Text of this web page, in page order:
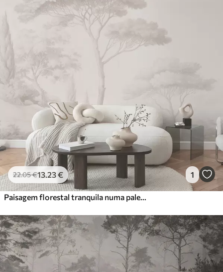
22.05€13 .23€ 1